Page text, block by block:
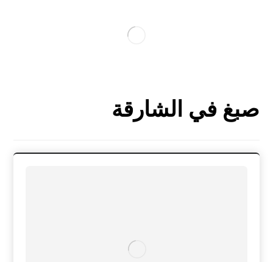
صبغ في الشارقة